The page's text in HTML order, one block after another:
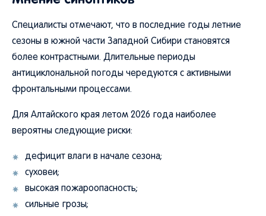
Специалисты отмечают, что в последние годы летние
сезоны в южной части Западной Сибири становятся
более контрастными. Длительные периоды
антициклональной погоды чередуются с активными
фронтальными процессами.
Для Алтайского края летом 2026 года наиболее
вероятны следующие риски:
дефицит влаги в начале сезона;
суховеи;
высокая пожароопасность;
сильные грозы;